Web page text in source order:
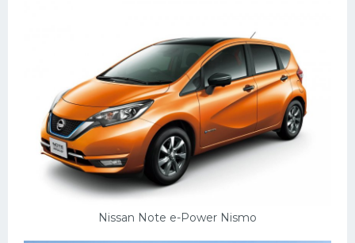
Nissan Note e-Power Nismo